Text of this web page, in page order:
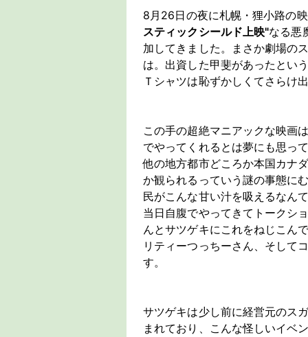
8月26日の夜に札幌・狸小路の
スティックシールド上映"なる悪
加してきました。まさか劇場の
は。出資した甲斐があったとい
Ｔシャツは恥ずかしくてさらけ
この手の超絶マニアックな映画
でやってくれるとは夢にも思っ
他の地方都市どころか本国カナ
か観られるっていう謎の事態に
民がこんな甘い汁を吸えるなん
当日自腹でやってきてトークシ
んとサツゲキにこれをねじこん
リティーつっちーさん、そして
す。
サツゲキは少し前に経営元のス
まれており、こんな怪しいイベ